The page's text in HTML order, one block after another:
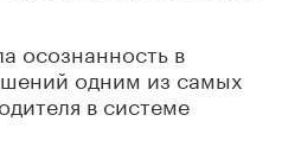
осознанность в
одним из самых
в системе